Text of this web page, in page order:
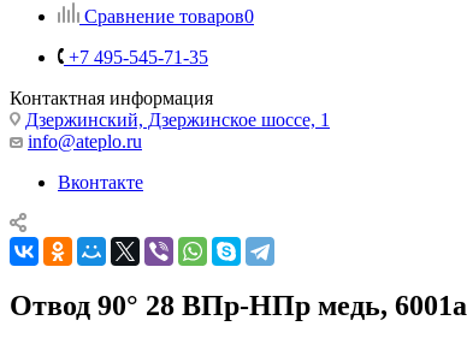
Сравнение товаров0
+7 495-545-71-35
Контактная информация
Дзержинский, Дзержинское шоссе, 1
info@ateplo.ru
Вконтакте
Отвод 90° 28 ВПр-НПр медь, 6001a